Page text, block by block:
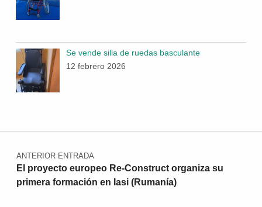
Se vende silla de ruedas basculante
12 febrero 2026
Navegación de entradas
ANTERIOR ENTRADA
El proyecto europeo Re-Construct organiza su
primera formación en Iasi (Rumanía)